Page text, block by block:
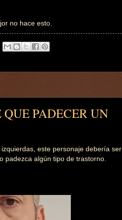
no hace esto.
PADECER UN
este personaje debería ser
padezca algún tipo de trastorno.